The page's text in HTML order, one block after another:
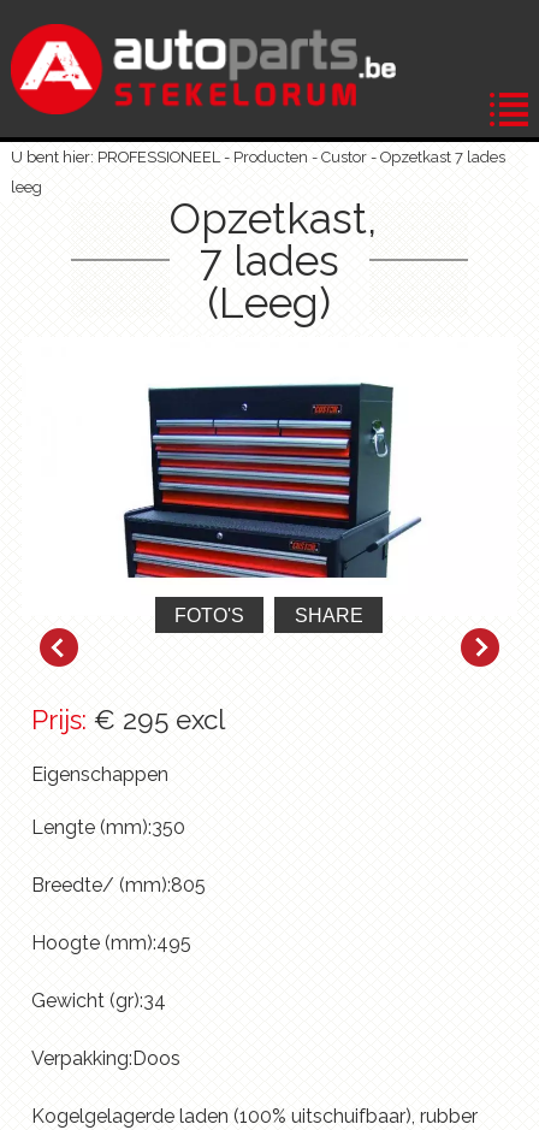
U bent hier: PROFESSIONEEL - Producten - Custor- Opzetkast 7 lades
leeg
Opzetkast,
7 lades
(Leeg)
FOTO'S SHARE
Prijs: € 295 excl
Eigenschappen
Lengte (mm):350
Breedte/ (mm):805
Hoogte (mm):495
Gewicht (gr):34
Verpakking:Doos
Kogelgelagerde laden (100% uitschuifbaar), rubber